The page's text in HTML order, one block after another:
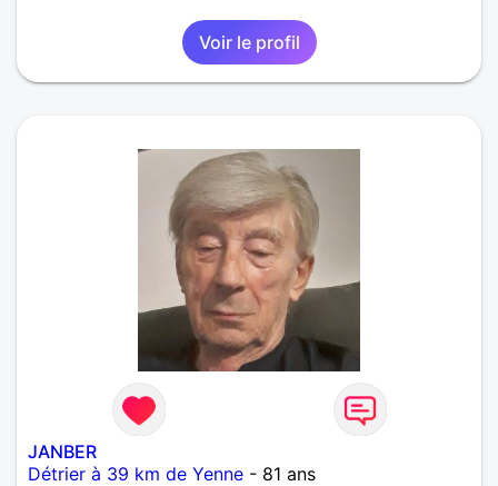
Voir le profil
JANBER
Détrier à 39 km de Yenne - 81 ans